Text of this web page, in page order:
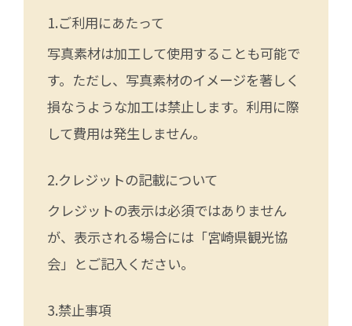
ご利用にあたって
写真素材は加工して使用することも可能で
す。ただし、写真素材のイメージを著しく
損なうような加工は禁止します。利用に際
して費用は発生しません。
クレジットの記載について
クレジットの表示は必須ではありません
が、表示される場合には「宮崎県観光協
会」とご記入ください。
禁止事項